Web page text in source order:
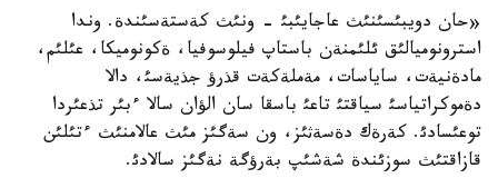
«حان دويبئسئنئث عاجايئبئ - ونئث كةستةسئندة. وندا
استرونوميالئق ئلئمنةن باستاپ فيلوسوفيا، ةكونوميكا، عئلئم،
مادةنيةت، ساياسات، مةملةكةت قذرؤ جذيةسئ، دالا
دةموكراتياسئ سياقتئ تاعئ باسقا سان الؤان سالا ءبئر تذعئردا
توعئسادئ. كةرةك دةسةثئز، ون سةگئز مئث عالامنئث ءتئلئن
قازاقتئث سوزئندة شةشئپ بةرؤگة نةگئز سالادئ.